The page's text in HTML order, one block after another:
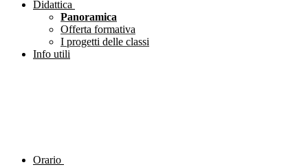
Didattica
Panoramica
Offerta formativa
I progetti delle classi
Info utili
Orario